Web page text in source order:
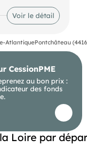
sur le site
Voir le détail
AtlantiquePontchâteau
CessionPME
au bon prix :
des fonds
Loire par